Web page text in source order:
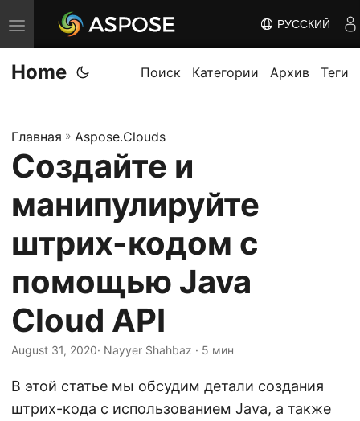
П
е
р
л
ю
и
ь
н
а
в
а
ц
РУССКИЙ
Home Поиск Категории Архив Теги
Главная » Aspose.Clouds
Создайте и
манипулируйте
штрих-кодом с
помощью Java
Cloud API
August 31, 2020· Nayyer Shahbaz · 5 мин
В этой статье мы обсудим детали создания
штрих-кода с использованием Java, а также